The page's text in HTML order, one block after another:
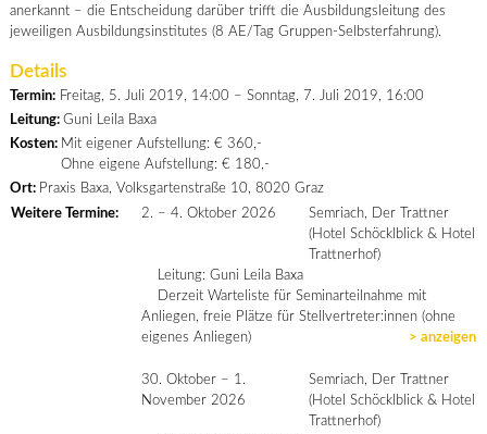
anerkannt – die Entscheidung darüber trifft die Ausbildungsleitung des
jeweiligen Ausbildungsinstitutes (8 AE/Tag Gruppen-Selbsterfahrung).
Details
Termin:Freitag, 5. Juli 2019, 14:00 – Sonntag, 7. Juli 2019, 16:00
Leitung: Guni Leila Baxa
Kosten: Mit eigener Aufstellung: € 360,-
Ohne eigene Aufstellung: € 180,-
Ort: Praxis Baxa, Volksgartenstraße 10, 8020 Graz
Weitere Termine:
2. – 4. Oktober 2026
Semriach, Der Trattner
(Hotel Schöcklblick & Hotel
Trattnerhof)
Leitung: Guni Leila Baxa
Derzeit Warteliste für Seminarteilnahme mit
Anliegen, freie Plätze für Stellvertreter:innen (ohne
eigenes Anliegen)
> anzeigen
30. Oktober – 1.
November 2026
Semriach, Der Trattner
(Hotel Schöcklblick & Hotel
Trattnerhof)